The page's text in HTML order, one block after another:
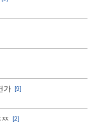
가
[9]
[2]